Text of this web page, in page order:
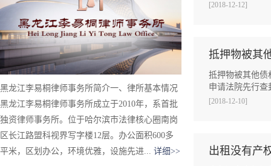
黑龙江李易桐律师事务所简介一、律所基本情况
黑龙江李易桐律师事务所成立于2010年，系首批
独资律师事务所。位于哈尔滨市法律核心圈南岗
区长江路盟科视界写字楼12层。办公面积600多
平米，区划办公，环境优雅，设施先进... 详细>>
[2018-12-12]
抵押物被其
抵押物被其他债
申请法院先行
[2018-12-10]
出租没有产